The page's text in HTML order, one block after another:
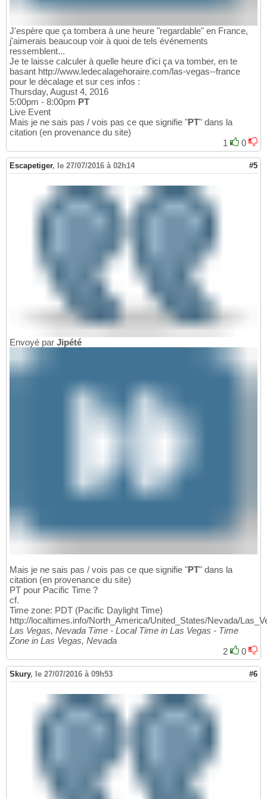
J'espère que ça tombera à une heure "regardable" en France,
j'aimerais beaucoup voir à quoi de tels événements
ressemblent...
Je te laisse calculer à quelle heure d'ici ça va tomber, en te
basant http://www.ledecalagehoraire.com/las-vegas--france
pour le décalage et sur ces infos :
Thursday, August 4, 2016
5:00pm - 8:00pm PT
Live Event
Mais je ne sais pas / vois pas ce que signifie "PT" dans la
citation (en provenance du site)
1
0
Escapetiger, le 27/07/2016 à 02h14 #5
Envoyé par Jipété
Mais je ne sais pas / vois pas ce que signifie "PT" dans la
citation (en provenance du site)
PT pour Pacific Time ?
cf.
Time zone: PDT (Pacific Daylight Time)
http://localtimes.info/North_America/United_States/Nevada/
Las Vegas, Nevada Time - Local Time in Las Vegas - Time
Zone in Las Vegas, Nevada
2
0
Skury, le 27/07/2016 à 09h53 #6